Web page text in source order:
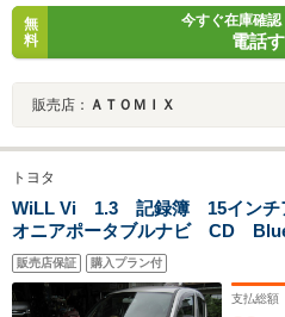
無
料
今すぐ在庫確
電話
販売店： ＡＴＯＭＩＸ
トヨタ
WiLL Vi 1.3 記録簿 15インチ
オニアポータブルナビ CD
チシート センターメーター 革
ドバイザー リアスポイラー
販売店保証 購入プラン付
支払総額